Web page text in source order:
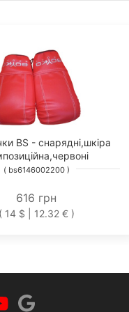
BS - снарядні,шкіра
( bs6146002200 )
616 грн
( 14 $ | 12.32 € )